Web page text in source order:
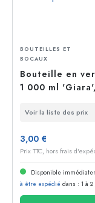
BOUTEILLES ET
BOCAUX
Bouteille en
1 000 ml 'Giara',
mécanique
Voir la liste des prix
3,00 €
Prix TTC, hors frais
Disponible
à être expédié dans : 1 à